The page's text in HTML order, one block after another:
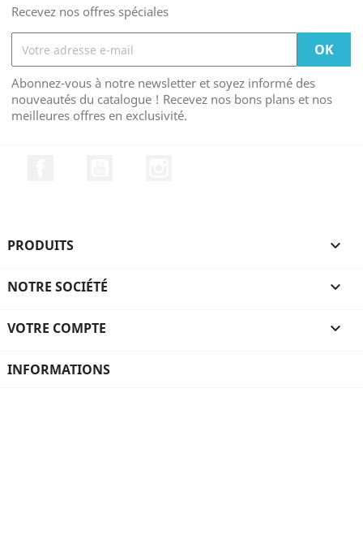
Recevez nos offres spéciales
Abonnez-vous à notre newsletter et soyez informé des
nouveautés du catalogue ! Recevez nos bons plans et nos
meilleures offres en exclusivité.
PRODUITS 
NOTRE SOCIÉTÉ 
VOTRE COMPTE 
INFORMATIONS